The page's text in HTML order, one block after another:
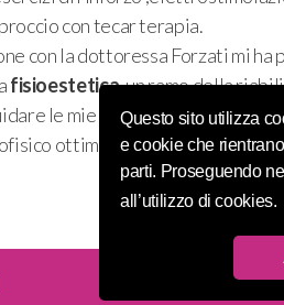
Questo sito utilizza
e cookie che
parti. Proseguendo
all’utilizzo di cookies.
con tecar terapia.
con la dottoressa Forzati mi ha
fisioestetica,un ramo della
le mie pazienti ad uno stato
ottimale.